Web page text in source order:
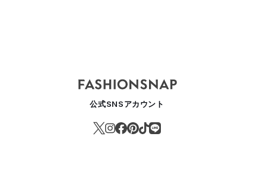
公式SNSアカウント